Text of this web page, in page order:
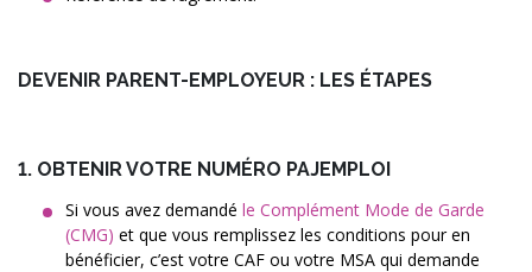
DEVENIR PARENT-EMPLOYEUR : LES ÉTAPES
1. OBTENIR VOTRE NUMÉRO PAJEMPLOI
Si vous avez demandé le Complément Mode de Garde
(CMG) et que vous remplissez les conditions pour en
bénéficier, c’est votre CAF ou votre MSA qui demande